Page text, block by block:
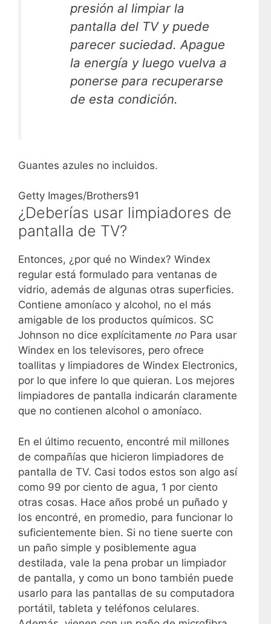
presión al limpiar la
pantalla del TV y puede
parecer suciedad. Apague
la energía y luego vuelva a
ponerse para recuperarse
de esta condición.
Guantes azules no incluidos.
Getty Images/Brothers91
¿Deberías usar limpiadores de
pantalla de TV?
Entonces, ¿por qué no Windex? Windex
regular está formulado para ventanas de
vidrio, además de algunas otras superficies.
Contiene amoníaco y alcohol, no el más
amigable de los productos químicos. SC
Johnson no dice explícitamente no Para usar
Windex en los televisores, pero ofrece
toallitas y limpiadores de Windex Electronics,
por lo que infere lo que quieran. Los mejores
limpiadores de pantalla indicarán claramente
que no contienen alcohol o amoníaco.
En el último recuento, encontré mil millones
de compañías que hicieron limpiadores de
pantalla de TV. Casi todos estos son algo así
como 99 por ciento de agua, 1 por ciento
otras cosas. Hace años probé un puñado y
los encontré, en promedio, para funcionar lo
suficientemente bien. Si no tiene suerte con
un paño simple y posiblemente agua
destilada, vale la pena probar un limpiador
de pantalla, y como un bono también puede
usarlo para las pantallas de su computadora
portátil, tableta y teléfonos celulares.